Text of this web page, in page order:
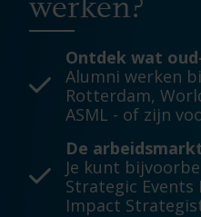
werken?
Ontdek wat
Alumni werken
Rotterdam,
ASML - of zijn
De
Je kunt
Strategic Events
Impact